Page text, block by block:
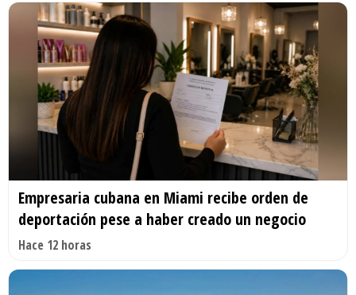
Empresaria cubana en Miami recibe orden de
deportación pese a haber creado un negocio
Hace 12 horas